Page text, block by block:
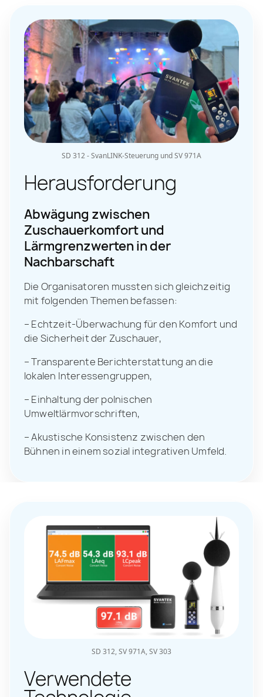
Herausforderung
Abwägung zwischen
Zuschauerkomfort und
Lärmgrenzwerten in der
Nachbarschaft
Die Organisatoren mussten sich gleichzeitig
mit folgenden Themen befassen:
– Echtzeit-Überwachung für den Komfort und
die Sicherheit der Zuschauer,
– Transparente Berichterstattung an die
lokalen Interessengruppen,
– Einhaltung der polnischen
Umweltlärmvorschriften,
– Akustische Konsistenz zwischen den
Bühnen in einem sozial integrativen Umfeld.
SD 312 - SvanLINK-Steuerung und SV 971A
Verwendete
SD 312, SV 971A, SV 303